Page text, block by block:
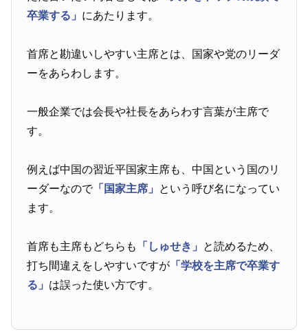
卒業する」 にあたります。
首席と勘違いしやすい主席とは、国家や党のリーダ
ーをあらわします。
一般企業では会長や社長をあらわす言葉が主席で
す。
例えば中国の習近平国家主席も、中国という国のリ
ーダーなので「国家主席」 という呼び名になってい
ます。
首席も主席もどちらも 「しゅせき」 と読めるため、
打ち間違えをしやすいですが 「学校を主席で卒業す
る」 は誤った使い方です。